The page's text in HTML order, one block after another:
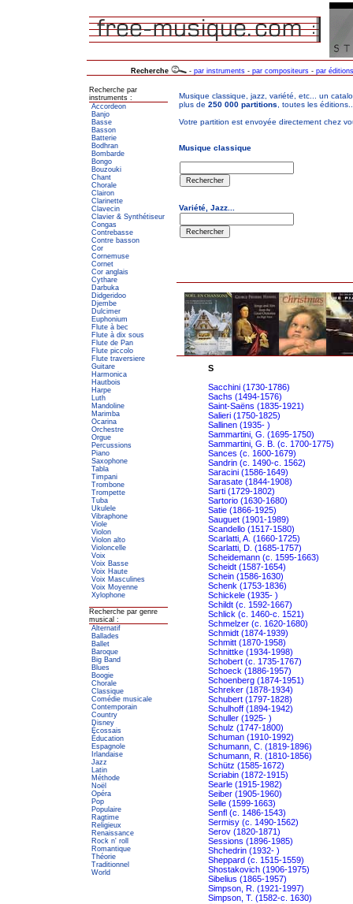
Recherche - par instruments - par compositeurs - par éditions
Recherche par
instruments :
Accordeon
Banjo
Basse
Basson
Batterie
Bodhran
Bombarde
Bongo
Bouzouki
Chant
Chorale
Clairon
Clarinette
Clavecin
Clavier & Synthétiseur
Congas
Contrebasse
Contre basson
Cor
Cornemuse
Cornet
Cor anglais
Cythare
Darbuka
Didgeridoo
Djembe
Dulcimer
Euphonium
Flute à bec
Flute à dix sous
Flute de Pan
Flute piccolo
Flute traversiere
Guitare
Harmonica
Hautbois
Harpe
Luth
Mandoline
Marimba
Ocarina
Orchestre
Orgue
Percussions
Piano
Saxophone
Tabla
Timpani
Trombone
Trompette
Tuba
Ukulele
Vibraphone
Viole
Violon
Violon alto
Violoncelle
Voix
Voix Basse
Voix Haute
Voix Masculines
Voix Moyenne
Xylophone
Recherche par genre
musical :
Alternatif
Ballades
Ballet
Baroque
Big Band
Blues
Boogie
Chorale
Classique
Comédie musicale
Contemporain
Country
Disney
Écossais
Éducation
Espagnole
Irlandaise
Jazz
Latin
Méthode
Noël
Opéra
Pop
Populaire
Ragtime
Religieux
Renaissance
Rock n' roll
Romantique
Théorie
Traditionnel
World
S
Sacchini (1730-1786)
Sachs (1494-1576)
Saint-Saëns (1835-1921)
Salieri (1750-1825)
Sallinen (1935- )
Sammartini, G. (1695-1750)
Sammartini, G. B. (c. 1700-1775)
Sances (c. 1600-1679)
Sandrin (c. 1490-c. 1562)
Saracini (1586-1649)
Sarasate (1844-1908)
Sarti (1729-1802)
Sartorio (1630-1680)
Satie (1866-1925)
Sauguet (1901-1989)
Scandello (1517-1580)
Scarlatti, A. (1660-1725)
Scarlatti, D. (1685-1757)
Scheidemann (c. 1595-1663)
Scheidt (1587-1654)
Schein (1586-1630)
Schenk (1753-1836)
Schickele (1935- )
Schildt (c. 1592-1667)
Schlick (c. 1460-c. 1521)
Schmelzer (c. 1620-1680)
Schmidt (1874-1939)
Schmitt (1870-1958)
Schnittke (1934-1998)
Schobert (c. 1735-1767)
Schoeck (1886-1957)
Schoenberg (1874-1951)
Schreker (1878-1934)
Schubert (1797-1828)
Schulhoff (1894-1942)
Schuller (1925- )
Schulz (1747-1800)
Schuman (1910-1992)
Schumann, C. (1819-1896)
Schumann, R. (1810-1856)
Schütz (1585-1672)
Scriabin (1872-1915)
Searle (1915-1982)
Seiber (1905-1960)
Selle (1599-1663)
Senfl (c. 1486-1543)
Sermisy (c. 1490-1562)
Serov (1820-1871)
Sessions (1896-1985)
Shchedrin (1932- )
Sheppard (c. 1515-1559)
Shostakovich (1906-1975)
Sibelius (1865-1957)
Simpson, R. (1921-1997)
Simpson, T. (1582-c. 1630)